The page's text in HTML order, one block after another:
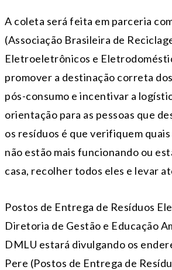
A coleta será feita em parceria
(Associação Brasileira de
Eletroeletrônicos e
promover a destinação correta
pós-consumo e incentivar a
orientação para as pessoas que
os resíduos é que verifiquem
não estão mais funcionando ou
casa, recolher todos eles e levar
Postos de Entrega de Resíduos
Diretoria de Gestão e Educação
DMLU estará divulgando os
Pere (Postos de Entrega de